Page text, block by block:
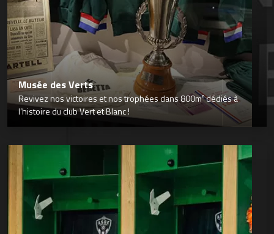
Musée des Verts
Revivez nos victoires et nos trophées dans 800m² dédiés à
l’histoire du club Vert et Blanc !